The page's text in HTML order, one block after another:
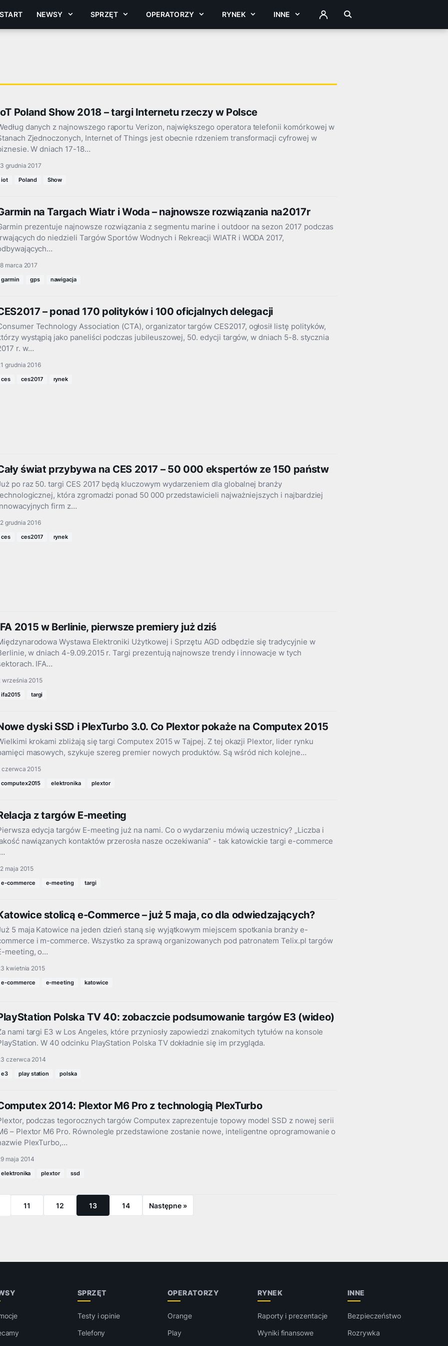
START NEWSY SPRZĘT OPERATORZY RYNEK INNE ZALOGUJ
Poland Show 2018 – targi Internetu rzeczy w Polsce
danych z najnowszego raportu Verizon, największego operatora telefonii komórkowej w
Zjednoczonych, Internet of Things jest obecnie rdzeniem transformacji cyfrowej w
W dniach 17-18…
grudnia 2017
iot Poland Show
na Targach Wiatr i Woda – najnowsze rozwiązania na2017r
prezentuje najnowsze rozwiązania z segmentu marine i outdoor na sezon 2017 podczas
do niedzieli Targów Sportów Wodnych i Rekreacji WIATR i WODA 2017,
marca 2017
garmin gps nawigacja
– ponad 170 polityków i 100 oficjalnych delegacji
Technology Association (CTA), organizator targów CES2017, ogłosił listę polityków,
wystąpią jako paneliści podczas jubileuszowej, 50. edycji targów, w dniach 5-8. stycznia
r. w…
grudnia 2016
ces ces2017 rynek
świat przybywa na CES 2017 – 50 000 ekspertów ze 150 państw
po raz 50. targi CES 2017 będą kluczowym wydarzeniem dla globalnej branży
która zgromadzi ponad 50 000 przedstawicieli najważniejszych i najbardziej
firm z…
grudnia 2016
ces ces2017 rynek
2015 w Berlinie, pierwsze premiery już dziś
Wystawa Elektroniki Użytkowej i Sprzętu AGD odbędzie się tradycyjnie w
w dniach 4-9.09.2015 r. Targi prezentują najnowsze trendy i innowacje w tych
IFA…
września 2015
ifa2015 targi
dyski SSD i PlexTurbo 3.0. Co Plextor pokaże na Computex 2015
krokami zbliżają się targi Computex 2015 w Tajpej. Z tej okazji Plextor, lider rynku
masowych, szykuje szereg premier nowych produktów. Są wśród nich kolejne…
czerwca 2015
computex2015 elektronika plextor
z targów E-meeting
edycja targów E-meeting już na nami. Co o wydarzeniu mówią uczestnicy? „Liczba i
nawiązanych kontaktów przerosła nasze oczekiwania” - tak katowickie targi e-commerce
maja 2015
e-commerce e-meeting targi
stolicą e-Commerce – już 5 maja, co dla odwiedzających?
5 maja Katowice na jeden dzień staną się wyjątkowym miejscem spotkania branży e-
i m-commerce. Wszystko za sprawą organizowanych pod patronatem Telix.pl targów
meeting, o…
kwietnia 2015
e-commerce e-meeting katowice
Polska TV 40: zobaczcie podsumowanie targów E3 (wideo)
nami targi E3 w Los Angeles, które przyniosły zapowiedzi znakomitych tytułów na konsole
W 40 odcinku PlayStation Polska TV dokładnie się im przygląda.
czerwca 2014
e3 play station polska
2014: Plextor M6 Pro z technologią PlexTurbo
podczas tegorocznych targów Computex zaprezentuje topowy model SSD z nowej serii
– Plextor M6 Pro. Równolegle przedstawione zostanie nowe, inteligentne oprogramowanie o
PlexTurbo,…
maja 2014
elektronika plextor ssd
11 12 13 14 Następne »
SPRZĘT
Testy i opinie
Telefony
OPERATORZY
Orange
Play
RYNEK
Raporty i prezentacje
Wyniki finansowe
INNE
Bezpieczeństwo
Rozrywka